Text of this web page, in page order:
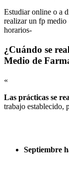
Estudiar online o a
realizar un fp medio
horarios-
¿Cuándo se
Medio de
«
Las prácticas se
trabajo establecido,
Septiembre